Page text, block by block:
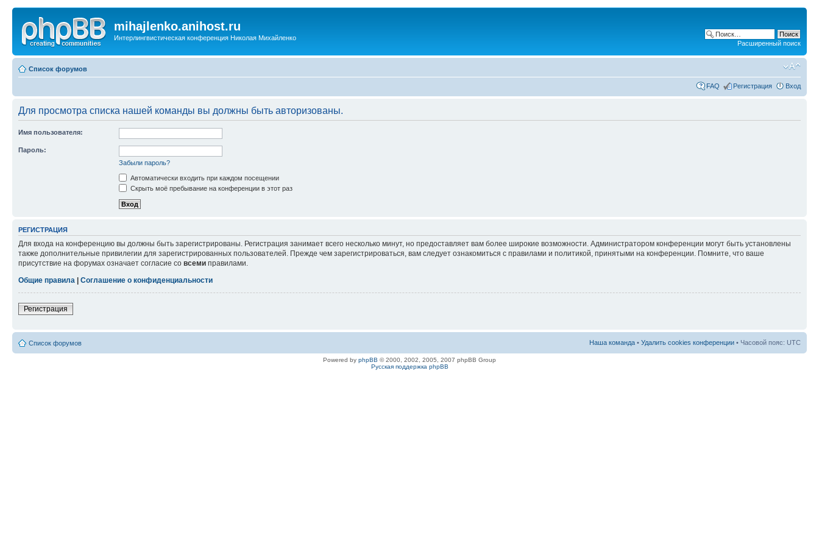
mihajlenko.anihost.ru
Интерлингвистическая конференция Николая Михайленко
Расширенный поиск
Список форумов
FAQ Регистрация Вход
Для просмотра списка нашей команды вы должны быть авторизованы.
Имя пользователя:
Пароль:
Забыли пароль?
Автоматически входить при каждом посещении
Скрыть моё пребывание на конференции в этот раз
РЕГИСТРАЦИЯ
Для входа на конференцию вы должны быть зарегистрированы. Регистрация занимает всего несколько минут, но предоставляет вам более широкие возможности. Администратором конференции могут быть установлены
также дополнительные привилегии для зарегистрированных пользователей. Прежде чем зарегистрироваться, вам следует ознакомиться с правилами и политикой, принятыми на конференции. Помните, что ваше
присутствие на форумах означает согласие со всеми правилами.
Общие правила
Соглашение о конфиденциальности
Регистрация
Список форумов Наша команда • Удалить cookies конференции • Часовой пояс: UTC
Powered by phpBB © 2000, 2002, 2005, 2007 phpBB Group
Русская поддержка phpBB